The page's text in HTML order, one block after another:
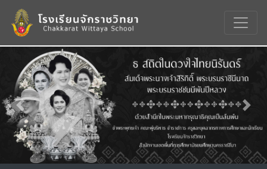
Previous Next